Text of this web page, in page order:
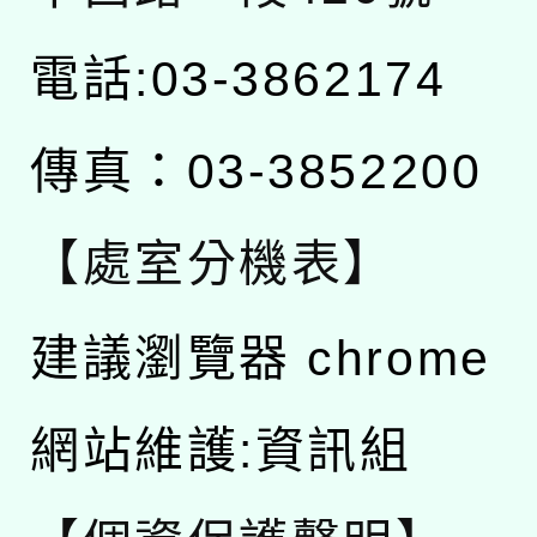
電話:03-3862174
傳真：03-3852200
【處室分機表】
建議瀏覽器 chrome
網站維護:資訊組